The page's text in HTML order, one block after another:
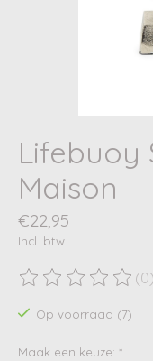
Lifebuoy
Maison
€22,95
Incl. btw
De beoordeling van
(0)
Op voorraad (7)
Maak een keuze: *